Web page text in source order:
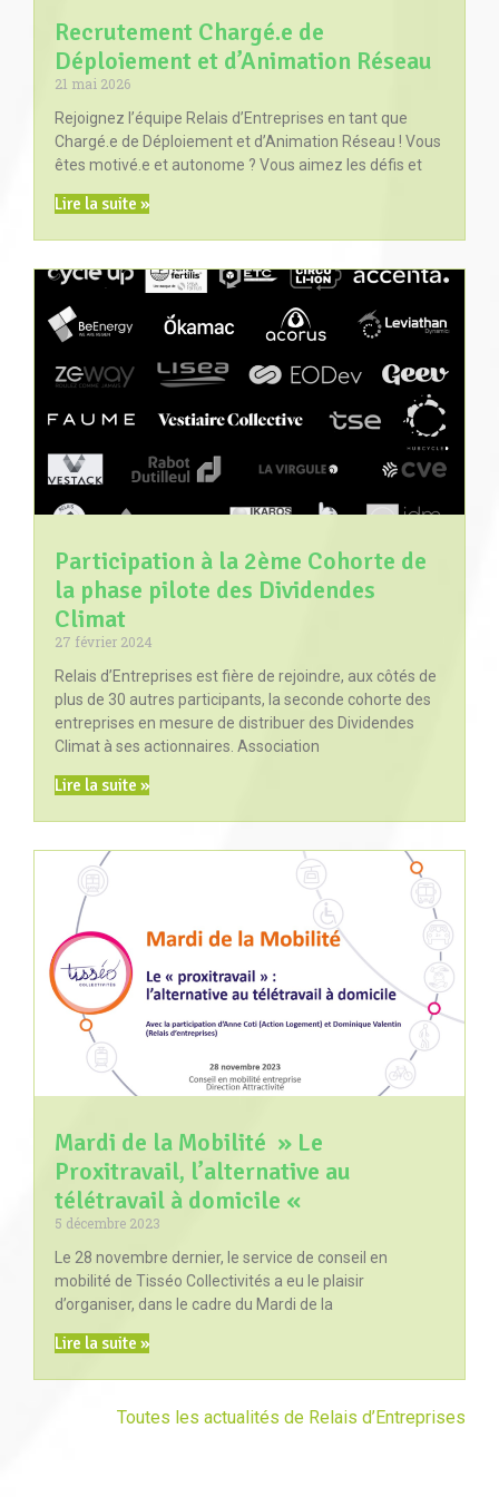
Recrutement Chargé.e de
Déploiement et d’Animation Réseau
21 mai 2026
Rejoignez l’équipe Relais d’Entreprises en tant que
Chargé.e de Déploiement et d’Animation Réseau ! Vous
êtes motivé.e et autonome ? Vous aimez les défis et
Lire la suite »
Participation à la 2ème Cohorte de
la phase pilote des Dividendes
Climat
27 février 2024
Relais d’Entreprises est fière de rejoindre, aux côtés de
plus de 30 autres participants, la seconde cohorte des
entreprises en mesure de distribuer des Dividendes
Climat à ses actionnaires. Association
Lire la suite »
Mardi de la Mobilité » Le
Proxitravail, l’alternative au
télétravail à domicile «
5 décembre 2023
Le 28 novembre dernier, le service de conseil en
mobilité de Tisséo Collectivités a eu le plaisir
d’organiser, dans le cadre du Mardi de la
Lire la suite »
Toutes les actualités de Relais d’Entreprises